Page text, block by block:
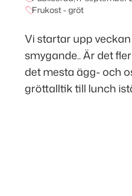
Frukost - gröt
Vi startar upp
smygande.. Är det
det mesta ägg- och
gröttalltik till lunch